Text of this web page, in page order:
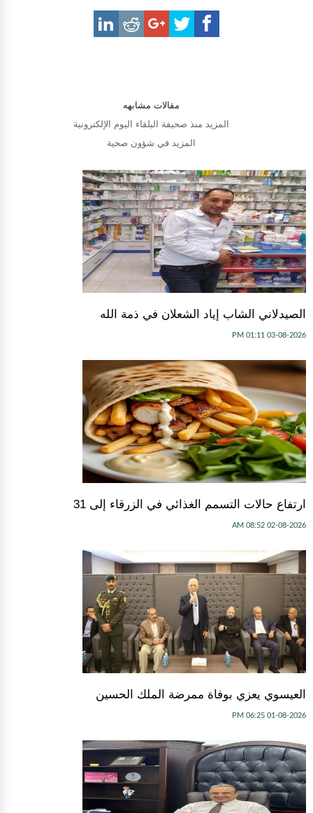
مقالات مشابهه
المزيد منذ صحيفة البلقاء اليوم الإلكترونية
المزيد في شؤون صحية
الصيدلاني الشاب إياد الشعلان في ذمة الله
03-08-2026 01:11 PM
ارتفاع حالات التسمم الغذائي في الزرقاء إلى 31
02-08-2026 08:52 AM
العيسوي يعزي بوفاة ممرضة الملك الحسين
01-08-2026 06:25 PM